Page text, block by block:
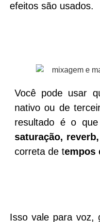
efeitos são usados.
Você pode usar
nativo ou de
resultado é o
saturação, reverb,
correta de tempos
Isso vale para voz,